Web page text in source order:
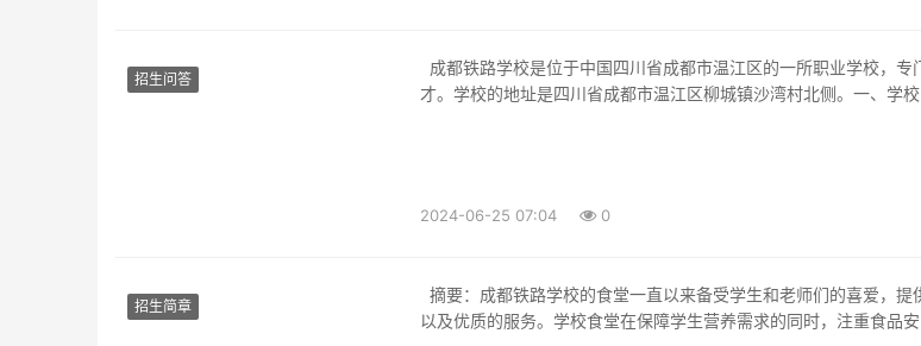
招生问答
才。学校的地址是四川省成都市温江区柳城镇沙湾村北侧。一、学校
2024-06-25 07:04 0
招生简章
以及优质的服务。学校食堂在保障学生营养需求的同时，注重食品安